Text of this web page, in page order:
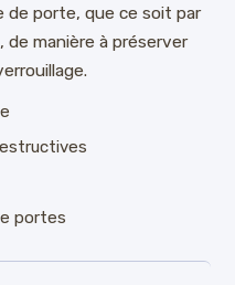
de porte, que ce soit par
de manière à préserver
portes